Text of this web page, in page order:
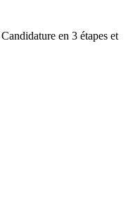
en 3 étapes et